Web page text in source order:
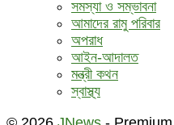
সমস্যা ও সম্ভাবনা
আমাদের রামু পরিবার
অপরাধ
আইন-আদালত
মন্ত্রী কথন
স্বাস্থ্য